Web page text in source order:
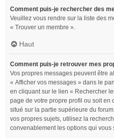
Comment puis-je rechercher des
Veuillez vous rendre sur la liste des
« Trouver un membre ».
Haut
Comment puis-je retrouver mes
Vos propres messages peuvent être
« Afficher vos messages » dans le
en cliquant sur le lien « Rechercher
page de votre propre profil ou soit en
situé sur la partie supérieure du
vos propres sujets, utilisez la
convenablement les options qui vous